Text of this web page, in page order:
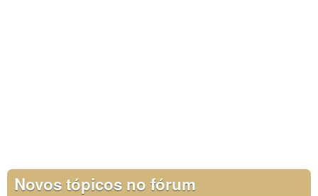
Novos tópicos no fórum